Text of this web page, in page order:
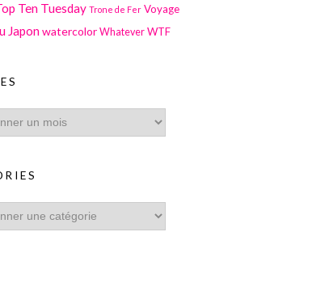
Ten Tuesday Trone de Fer Voyage
Japonwatercolor Whatever WTF